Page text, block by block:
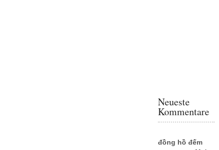
Neueste
Kommentare
đồng hồ đếm